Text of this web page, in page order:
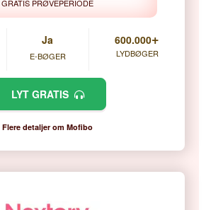
GRATIS PRØVEPERIODE
Ja
E-BØGER
600.000+
LYDBØGER
Flere detaljer om Mofibo